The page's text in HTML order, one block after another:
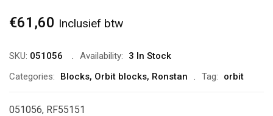
€61,60 Inclusief btw
SKU: 051056 Availability:
3 In Stock
Categories:
Blocks, Orbit blocks, Ronstan Tag: orbit
051056, RF55151